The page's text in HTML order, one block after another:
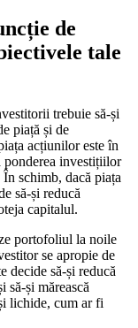
de
tale
trebuie să-și
piață și de
acțiunilor este în
ponderea investițiilor
schimb, dacă piața
să-și reducă
capitalul.
portofoliul la noile
se apropie de
decide să-și reducă
și mărească
lichide, cum ar fi